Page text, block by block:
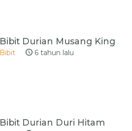
Bibit Durian Musang King
Bibit 6 tahun lalu
Bibit Durian Duri Hitam